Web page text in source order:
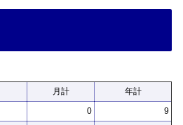
月計
年計
0
9